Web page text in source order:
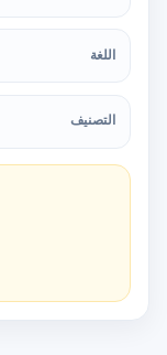
اللغة
التصنيف